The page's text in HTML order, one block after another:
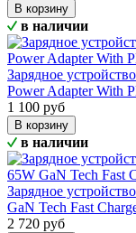
В корзину
в наличии
Зарядное
Power Adapter With
1 100 руб
В корзину
в наличии
Зарядное
GaN Tech Fast
2 720 руб